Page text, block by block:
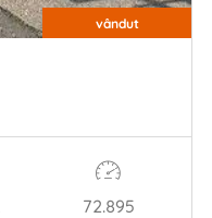
vândut
72.895